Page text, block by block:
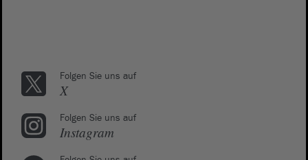
Folgen Sie uns auf
X
Folgen Sie uns auf
Instagram